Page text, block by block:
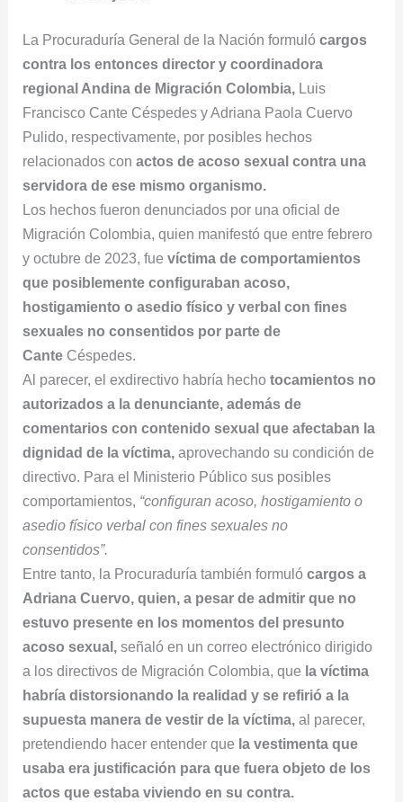
La Procuraduría General de la Nación formulócargos
contra los entonces director y coordinadora
regional Andina de Migración Colombia, Luis
Francisco Cante Céspedes y Adriana Paola Cuervo
Pulido, respectivamente, por posibles hechos
relacionados conactos de acoso sexual contra una
servidora de ese mismo organismo.
Los hechos fueron denunciados por una oficial de
Migración Colombia, quien manifestó que entre febrero
y octubre de 2023, fuevíctima de comportamientos
que posiblemente configuraban acoso,
hostigamiento o asedio físico y verbal con fines
sexuales no consentidos por parte de
Cante Céspedes.
Al parecer, el exdirectivo habría hechotocamientos no
autorizados a la denunciante, además de
comentarios con contenido sexual que afectaban la
dignidad de la víctima,aprovechando su condición de
directivo. Para el Ministerio Público sus posibles
comportamientos, “configuran acoso, hostigamiento o
asedio físico verbal con fines sexuales no
consentidos”.
Entre tanto, la Procuraduría también formulócargos a
Adriana Cuervo, quien, a pesar de admitir que no
estuvo presente en los momentos del presunto
acoso sexual, señaló en un correo electrónico dirigido
a los directivos de Migración Colombia, que la víctima
habría distorsionando la realidad y se refirió a la
supuesta manera de vestir de la víctima, al parecer,
pretendiendo hacer entender que la vestimenta que
usaba era justificación para que fuera objeto de los
actos que estaba viviendo en su contra.